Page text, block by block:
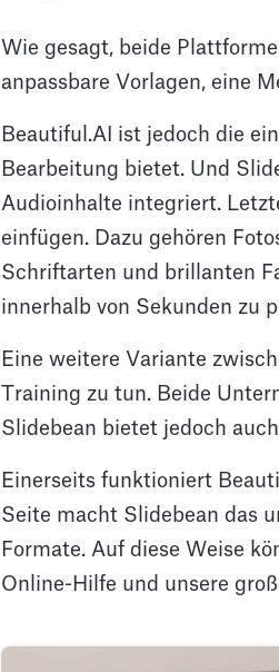
Wie gesagt, beide
anpassbare Vorlagen, eine
Beautiful.AI ist jedoch die
Bearbeitung bietet. Und
Audioinhalte integriert.
einfügen. Dazu gehören
Schriftarten und brillanten
innerhalb von Sekunden zu
Eine weitere Variante
Training zu tun. Beide
Slidebean bietet jedoch
Einerseits funktioniert
Seite macht Slidebean das
Formate. Auf diese Weise
Online-Hilfe und unsere